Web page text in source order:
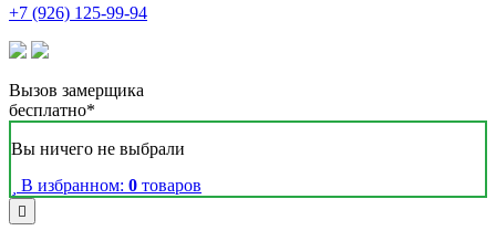
+7 (926) 125-99-94
Вызов замерщика
бесплатно*
Вы ничего не выбрали
В избранном: 0 товаров